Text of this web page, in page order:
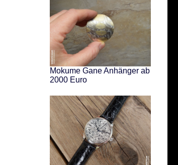
Mokume Gane Anhänger ab
2000 Euro